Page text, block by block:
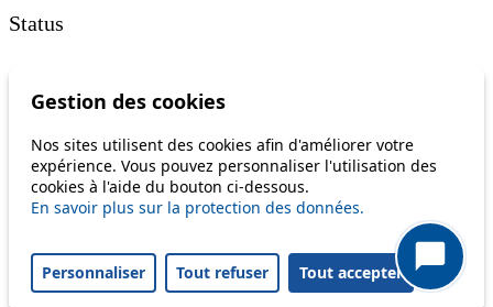
Status
Information
Disruption to come
Reset filters
Only lines affected by disruptions are listed above.
A question ? An observation ?
Gestion des cookies
Nos sites utilisent des cookies afin d'améliorer votre
expérience. Vous pouvez personnaliser l'utilisation des
cookies à l'aide du bouton ci-dessous.
En savoir plus sur la protection des données.
Personnaliser Tout refuser Tout accepter